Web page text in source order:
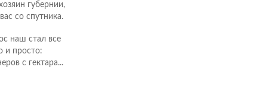
губернии,
со спутника.
наш стал все
и просто:
с гектара...